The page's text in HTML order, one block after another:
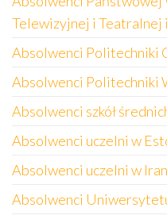
Telewizyjnej i Teatralnej
Absolwenci Politechniki
Absolwenci Politechniki
Absolwenci szkół
Absolwenci uczelni w
Absolwenci uczelni w
Absolwenci